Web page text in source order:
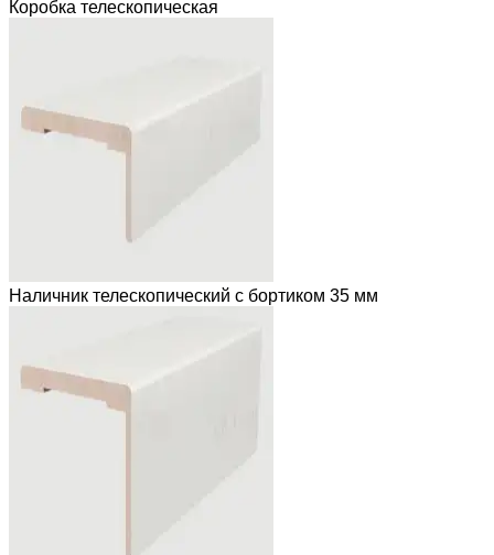
Коробка телескопическая
Наличник телескопический с бортиком 35 мм